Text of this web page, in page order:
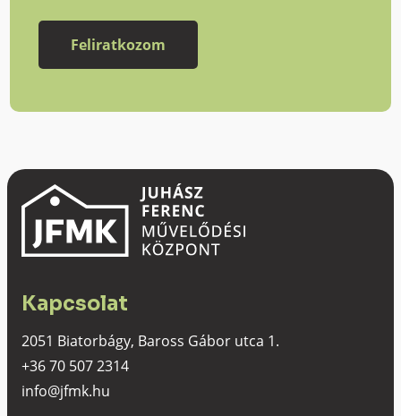
Kapcsolat
2051 Biatorbágy, Baross Gábor utca 1.
+36 70 507 2314
info@jfmk.hu